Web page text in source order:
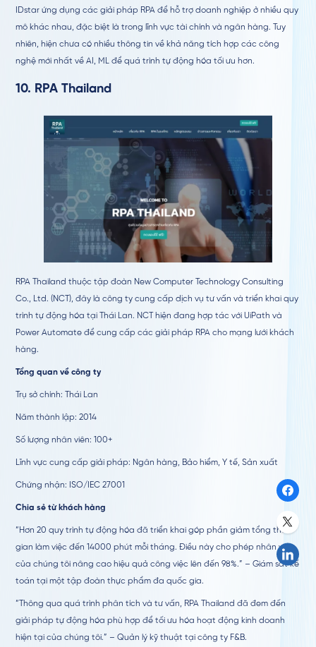
IDstar ứng dụng các giải pháp RPA để hỗ trợ doanh nghiệp ở nhiều quy
mô khác nhau, đặc biệt là trong lĩnh vực tài chính và ngân hàng. Tuy
nhiên, hiện chưa có nhiều thông tin về khả năng tích hợp các công
nghệ mới nhất về AI, ML để quá trình tự động hóa tối ưu hơn.
10. RPA Thailand
RPA Thailand thuộc tập đoàn New Computer Technology Consulting
Co., Ltd. (NCT), đây là công ty cung cấp dịch vụ tư vấn và triển khai quy
trình tự động hóa tại Thái Lan. NCT hiện đang hợp tác với UiPath và
Power Automate để cung cấp các giải pháp RPA cho mạng lưới khách
hàng.
Tổng quan về công ty
Trụ sở chính: Thái Lan
Năm thành lập: 2014
Số lượng nhân viên: 100+
Lĩnh vực cung cấp giải pháp: Ngân hàng, Bảo hiểm, Y tế, Sản xuất
Chứng nhận: ISO/IEC 27001
Chia sẻ từ khách hàng
“Hơn 20 quy trình tự động hóa đã triển khai góp phần giảm tổng thời
gian làm việc đến 14000 phút mỗi tháng. Điều này cho phép nhân viên
của chúng tôi nâng cao hiệu quả công việc lên đến 98%.” – Giám sát kế
toán tại một tập đoàn thực phẩm đa quốc gia.
“Thông qua quá trình phân tích và tư vấn, RPA Thailand đã đem đến
giải pháp tự động hóa phù hợp để tối ưu hóa hoạt động kinh doanh
hiện tại của chúng tôi.” – Quản lý kỹ thuật tại công ty F&B.